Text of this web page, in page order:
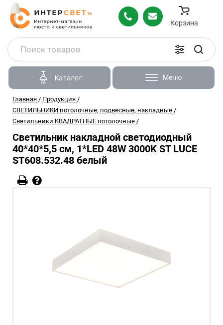
Корзина
Каталог Меню
Главная / Продукция /
СВЕТИЛЬНИКИ потолочные, подвесные, накладные /
Светильники КВАДРАТНЫЕ потолочные /
Светильник накладной светодиодный
40*40*5,5 см, 1*LED 48W 3000K ST LUCE
ST608.532.48 белый